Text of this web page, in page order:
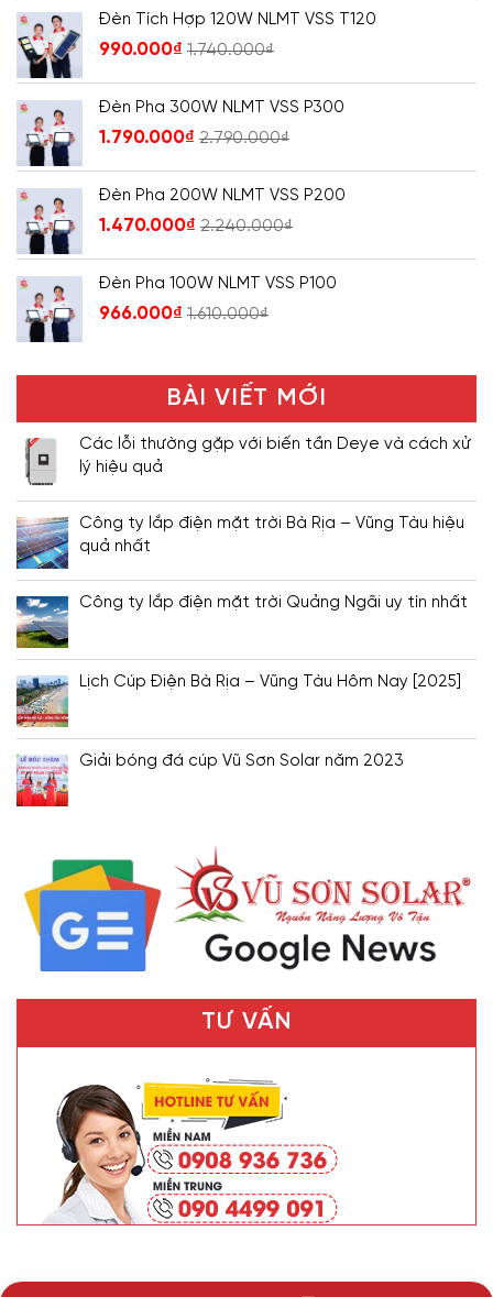
Đèn Tích Hợp 120W NLMT VSS T120
990.000₫ 1.740.000₫
Đèn Pha 300W NLMT VSS P300
1.790.000₫ 2.790.000₫
Đèn Pha 200W NLMT VSS P200
1.470.000₫ 2.240.000₫
Đèn Pha 100W NLMT VSS P100
966.000₫ 1.610.000₫
BÀI VIẾT MỚI
Các lỗi thường gặp với biến tần Deye và cách xử
lý hiệu quả
Công ty lắp điện mặt trời Bà Rịa – Vũng Tàu hiệu
quả nhất
Công ty lắp điện mặt trời Quảng Ngãi uy tín nhất
Lịch Cúp Điện Bà Rịa – Vũng Tàu Hôm Nay [2025]
Giải bóng đá cúp Vũ Sơn Solar năm 2023
TƯ VẤN